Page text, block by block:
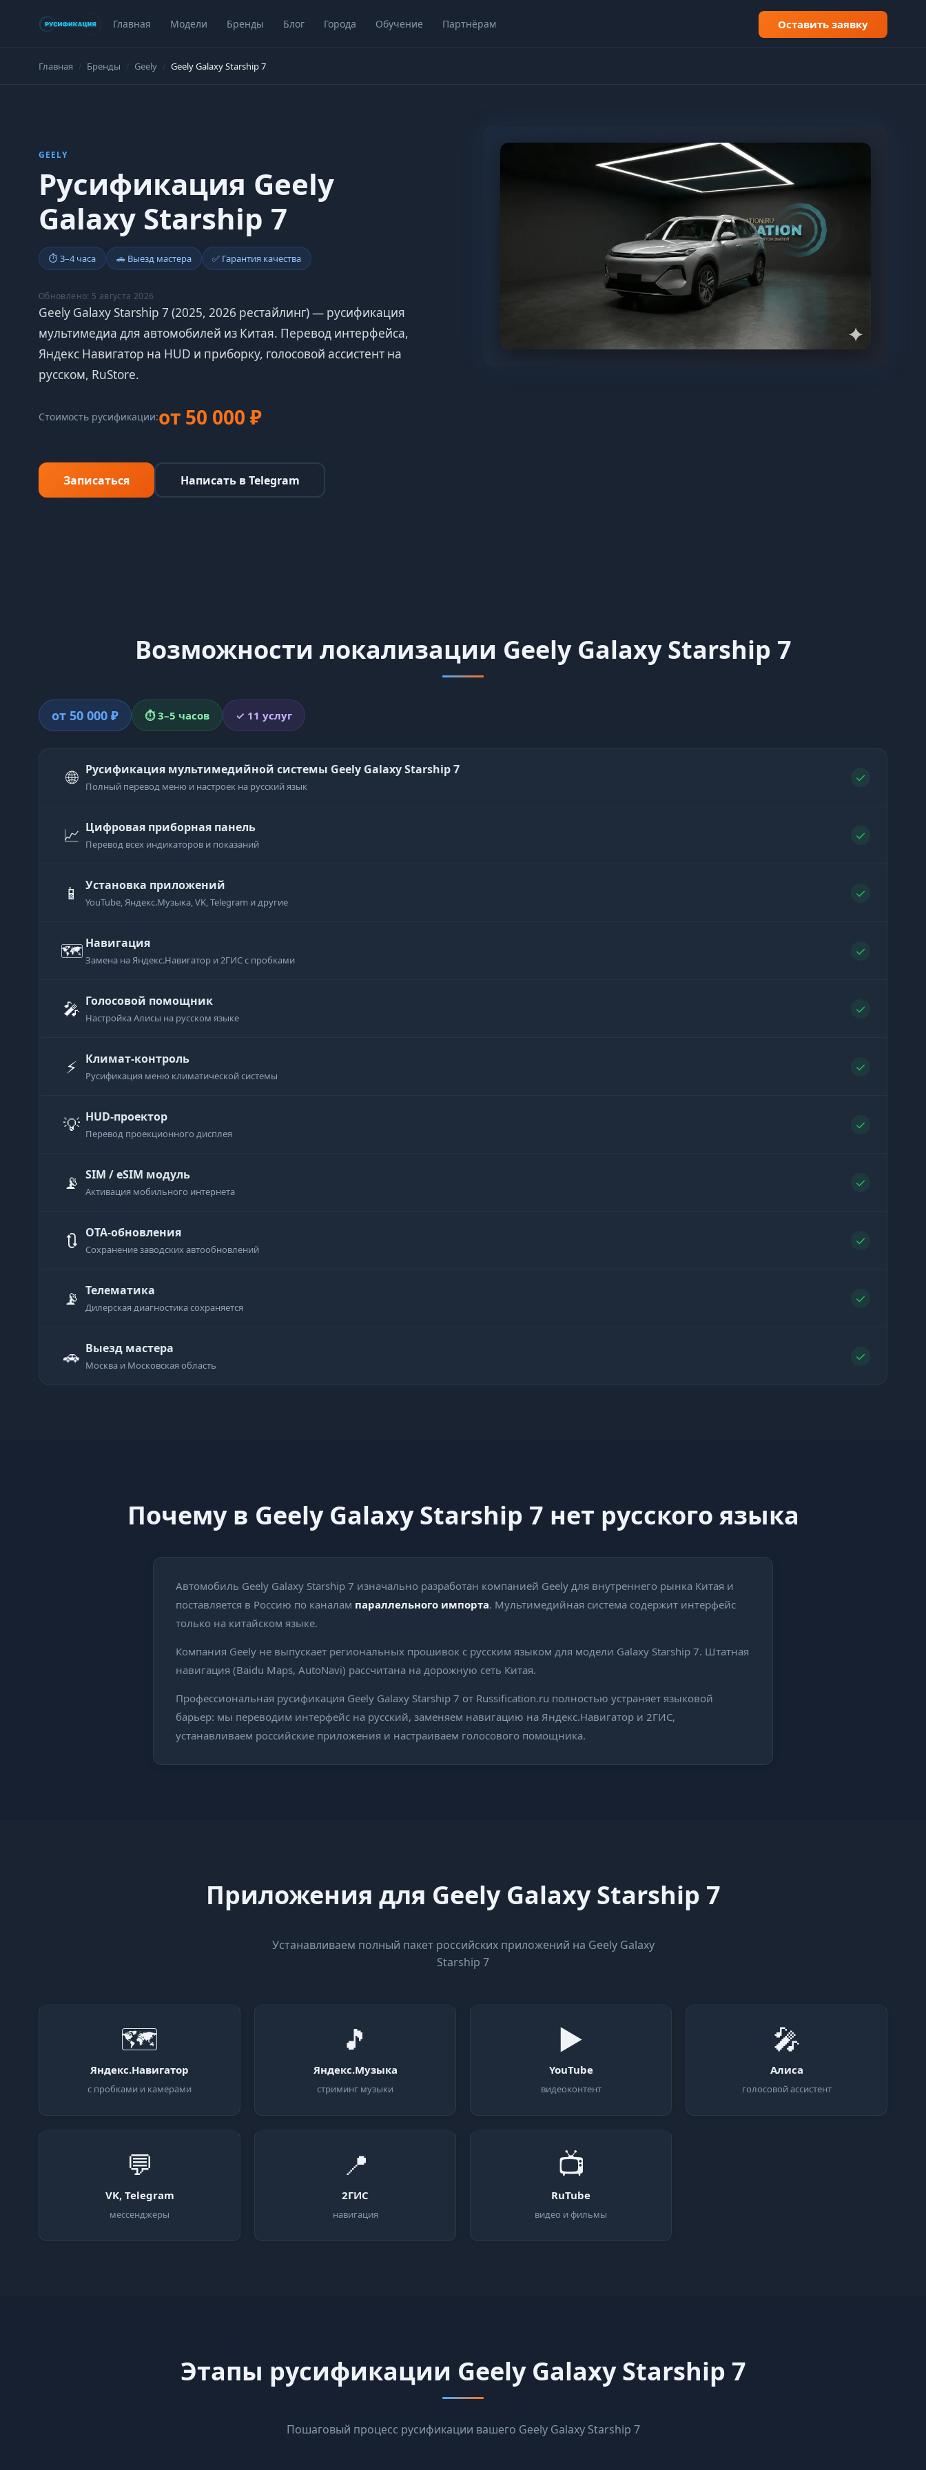
Главная Модели Бренды Блог Города Обучение Партнёрам Оставить заявку
Главная Бренды Geely Geely Galaxy Starship 7
GEELY
Русификация Geely
Galaxy Starship 7
⏱ 3–4 часа 🚗 Выезд мастера ✅ Гарантия качества
Обновлено: 5 августа 2026
Geely Galaxy Starship 7 (2025, 2026 рестайлинг) — русификация
мультимедиа для автомобилей из Китая. Перевод интерфейса,
Яндекс Навигатор на HUD и приборку, голосовой ассистент на
русском, RuStore.
Стоимость русификации:от 50 000 ₽
Записаться Написать в Telegram
Возможности локализации Geely Galaxy Starship 7
от 50 000 ₽ ⏱ 3–5 часов ✓ 11 услуг
🌐 Русификация мультимедийной системы Geely Galaxy Starship 7
Полный перевод меню и настроек на русский язык
✓
📈 Цифровая приборная панель
Перевод всех индикаторов и показаний
✓
📱 Установка приложений
YouTube, Яндекс.Музыка, VK, Telegram и другие
✓
🗺 Навигация
Замена на Яндекс.Навигатор и 2ГИС с пробками
✓
🎤 Голосовой помощник
Настройка Алисы на русском языке
✓
⚡ Климат-контроль
Русификация меню климатической системы
✓
💡 HUD-проектор
Перевод проекционного дисплея
✓
📡 SIM / eSIM модуль
Активация мобильного интернета
✓
🔃 OTA-обновления
Сохранение заводских автообновлений
✓
📡 Телематика
Дилерская диагностика сохраняется
✓
🚗 Выезд мастера
Москва и Московская область
✓
Почему в Geely Galaxy Starship 7 нет русского языка
Автомобиль Geely Galaxy Starship 7 изначально разработан компанией Geely для внутреннего рынка Китая и
поставляется в Россию по каналам параллельного импорта. Мультимедийная система содержит интерфейс
только на китайском языке.
Компания Geely не выпускает региональных прошивок с русским языком для модели Galaxy Starship 7. Штатная
навигация (Baidu Maps, AutoNavi) рассчитана на дорожную сеть Китая.
Профессиональная русификация Geely Galaxy Starship 7 от Russification.ru полностью устраняет языковой
барьер: мы переводим интерфейс на русский, заменяем навигацию на Яндекс.Навигатор и 2ГИС,
устанавливаем российские приложения и настраиваем голосового помощника.
Приложения для Geely Galaxy Starship 7
Устанавливаем полный пакет российских приложений на Geely Galaxy
Starship 7
🗺
Яндекс.Навигатор
с пробками и камерами
🎵
Яндекс.Музыка
стриминг музыки
▶
YouTube
видеоконтент
🎤
Алиса
голосовой ассистент
💬
VK, Telegram
мессенджеры
📍
2ГИС
навигация
📺
RuTube
видео и фильмы
Этапы русификации Geely Galaxy Starship 7
Пошаговый процесс русификации вашего Geely Galaxy Starship 7